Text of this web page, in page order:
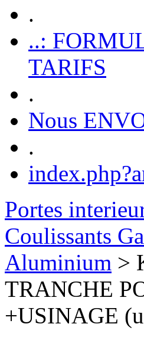
.
..:
TARIFS
.
Nous
.
Portes
Coulissants
Aluminium >
TRANCHE
+USINAGE